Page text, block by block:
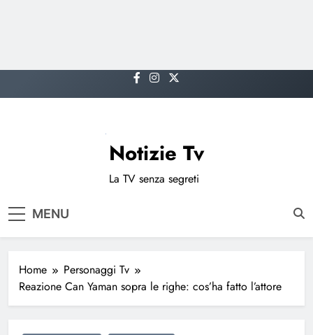
to
Notizie Tv
La TV senza segreti
MENU
Home
Personaggi Tv
Reazione Can Yaman sopra le righe: cos’ha fatto l’attore